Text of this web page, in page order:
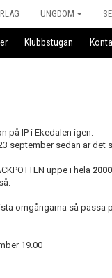
UNGDOM
Klubbstugan
på IP i Ekedalen igen.
september sedan är det
uppe i hela
omgångarna så
19.00